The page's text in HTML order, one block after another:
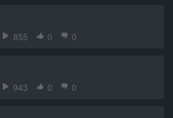
855 0 0
943 0 0